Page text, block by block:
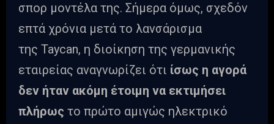
σπορ μοντέλα της. Σήμερα όμως, σχεδόν
επτά χρόνια μετά το λανσάρισμα
της Taycan, η διοίκηση της γερμανικής
εταιρείας αναγνωρίζει ότι ίσως η αγορά
δεν ήταν ακόμη έτοιμη να εκτιμήσει
πλήρως το πρώτο αμιγώς ηλεκτρικό